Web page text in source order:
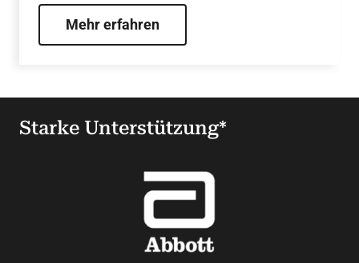
Mehr erfahren
Starke Unterstützung*